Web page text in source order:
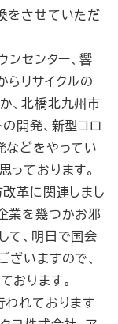
をさせていただ
ンセンター、響
らリサイクルの
、北橋北九州市
開発、新型コロ
などをやってい
ております。
革に関連しまし
業を幾つかお邪
て、明日で国会
いますので、
おります。
われております